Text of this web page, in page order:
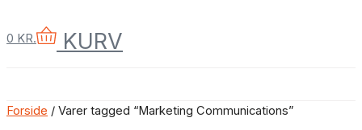
0 KR. KURV
Forside / Varer tagged “Marketing Communications”